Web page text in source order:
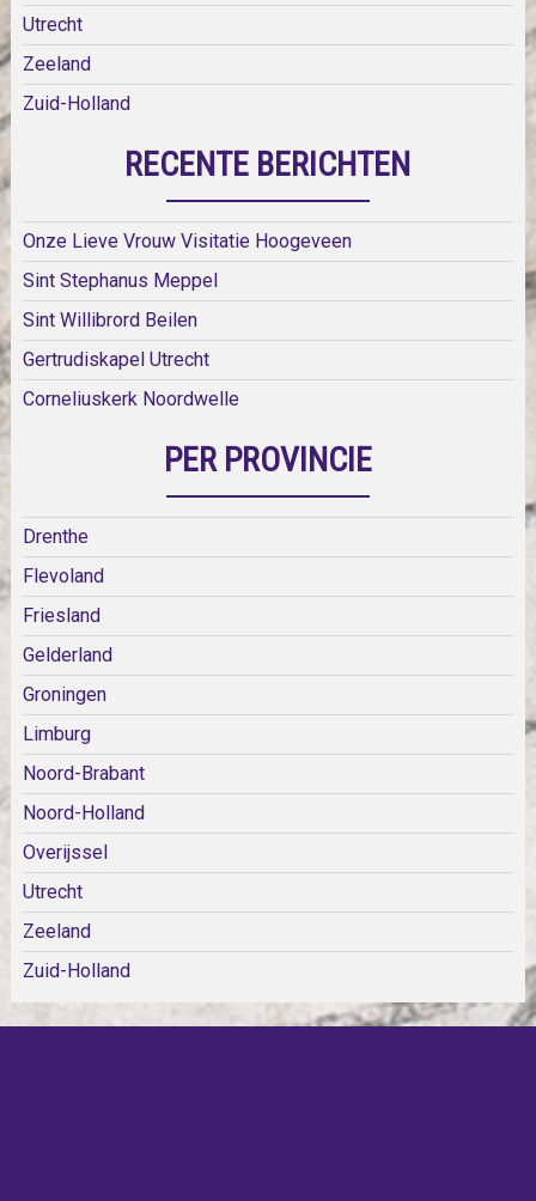
Utrecht
Zeeland
Zuid-Holland
RECENTE BERICHTEN
Onze Lieve Vrouw Visitatie Hoogeveen
Sint Stephanus Meppel
Sint Willibrord Beilen
Gertrudiskapel Utrecht
Corneliuskerk Noordwelle
PER PROVINCIE
Drenthe
Flevoland
Friesland
Gelderland
Groningen
Limburg
Noord-Brabant
Noord-Holland
Overijssel
Utrecht
Zeeland
Zuid-Holland